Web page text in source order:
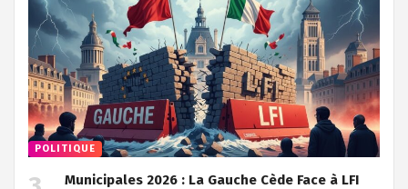
POLITIQUE
Municipales 2026 : La Gauche Cède Face à LFI